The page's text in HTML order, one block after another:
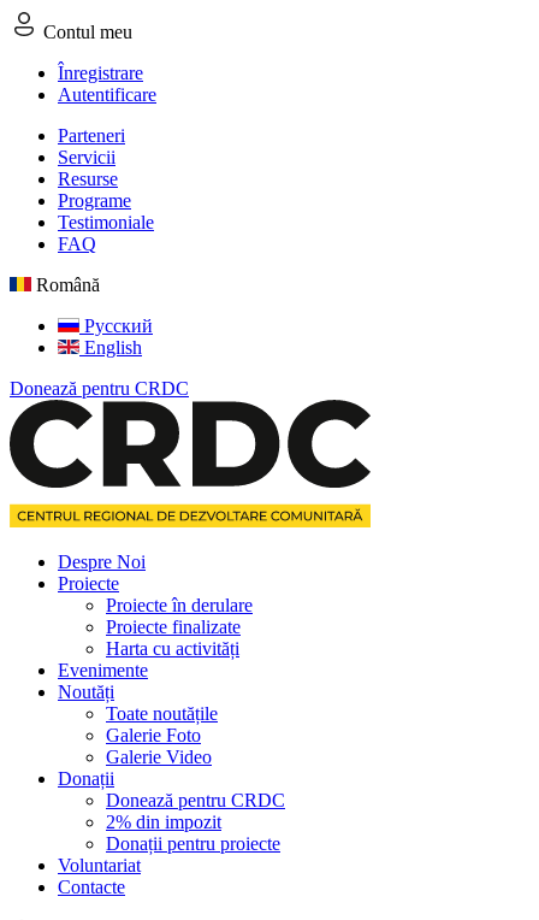
Contul meu
Înregistrare
Autentificare
Parteneri
Servicii
Resurse
Programe
Testimoniale
FAQ
Română
Русский
English
Donează pentru CRDC
Despre Noi
Proiecte
Proiecte în derulare
Proiecte finalizate
Harta cu activități
Evenimente
Noutăți
Toate noutățile
Galerie Foto
Galerie Video
Donații
Donează pentru CRDC
2% din impozit
Donații pentru proiecte
Voluntariat
Contacte